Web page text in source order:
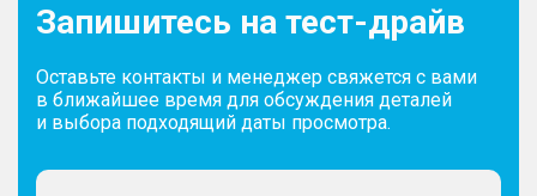
Запишитесь на тест-драйв
Оставьте контакты и менеджер свяжется с вами
в ближайшее время для обсуждения деталей
и выбора подходящий даты просмотра.